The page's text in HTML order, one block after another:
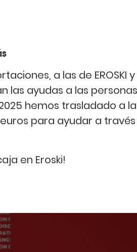
a las de EROSKI
las ayudas a las
hemos trasladado a
para ayudar a
en Eroski!